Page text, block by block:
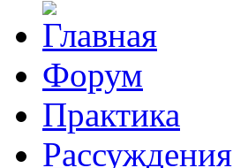
Форум
Практика
Рассуждения